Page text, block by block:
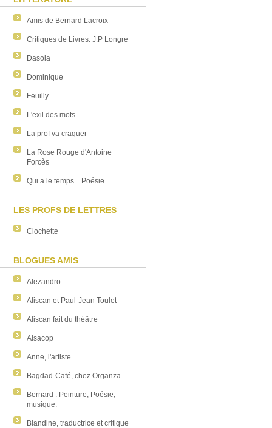
Amis de Bernard Lacroix
Critiques de Livres: J.P Longre
Dasola
Dominique
Feuilly
L'exil des mots
La prof va craquer
La Rose Rouge d'Antoine
Forcès
Qui a le temps... Poésie
LES PROFS DE LETTRES
Clochette
BLOGUES AMIS
Alezandro
Aliscan et Paul-Jean Toulet
Aliscan fait du théâtre
Alsacop
Anne, l'artiste
Bagdad-Café, chez Organza
Bernard : Peinture, Poésie,
musique.
Blandine, traductrice et critique